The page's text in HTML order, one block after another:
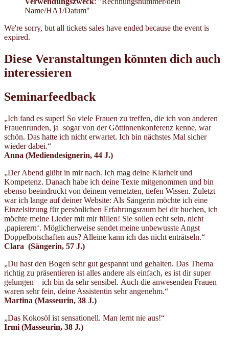
Name/HA1/Datum"
We're sorry, but all tickets sales have ended because the event is
expired.
Diese Veranstaltungen könnten dich auch
interessieren
Seminarfeedback
„Ich fand es super! So viele Frauen zu treffen, die ich von anderen
Frauenrunden, ja sogar von der Göttinnenkonferenz kenne, war
schön. Das hatte ich nicht erwartet. Ich bin nächstes Mal sicher
wieder dabei.“
Anna (Mediendesignerin, 44 J.)
„Der Abend glüht in mir nach. Ich mag deine Klarheit und
Kompetenz. Danach habe ich deine Texte mitgenommen und bin
ebenso beeindruckt von deinem vernetzten, tiefen Wissen. Zuletzt
war ich lange auf deiner Website: Als Sängerin möchte ich eine
Einzelsitzung für persönlichen Erfahrungsraum bei dir buchen, ich
möchte meine Lieder mit mir füllen! Sie sollen echt sein, nicht
‚papierern‘. Möglicherweise sendet meine unbewusste Angst
Doppelbotschaften aus? Alleine kann ich das nicht enträtseln.“
Clara (Sängerin, 57 J.)
„Du hast den Bogen sehr gut gespannt und gehalten. Das Thema
richtig zu präsentieren ist alles andere als einfach, es ist dir super
gelungen – ich bin da sehr sensibel. Auch die anwesenden Frauen
waren sehr fein, deine Assistentin sehr angenehm.“
Martina (Masseurin, 38 J.)
„Das Kokosöl ist sensationell. Man lernt nie aus!“
Irmi (Masseurin, 38 J.)